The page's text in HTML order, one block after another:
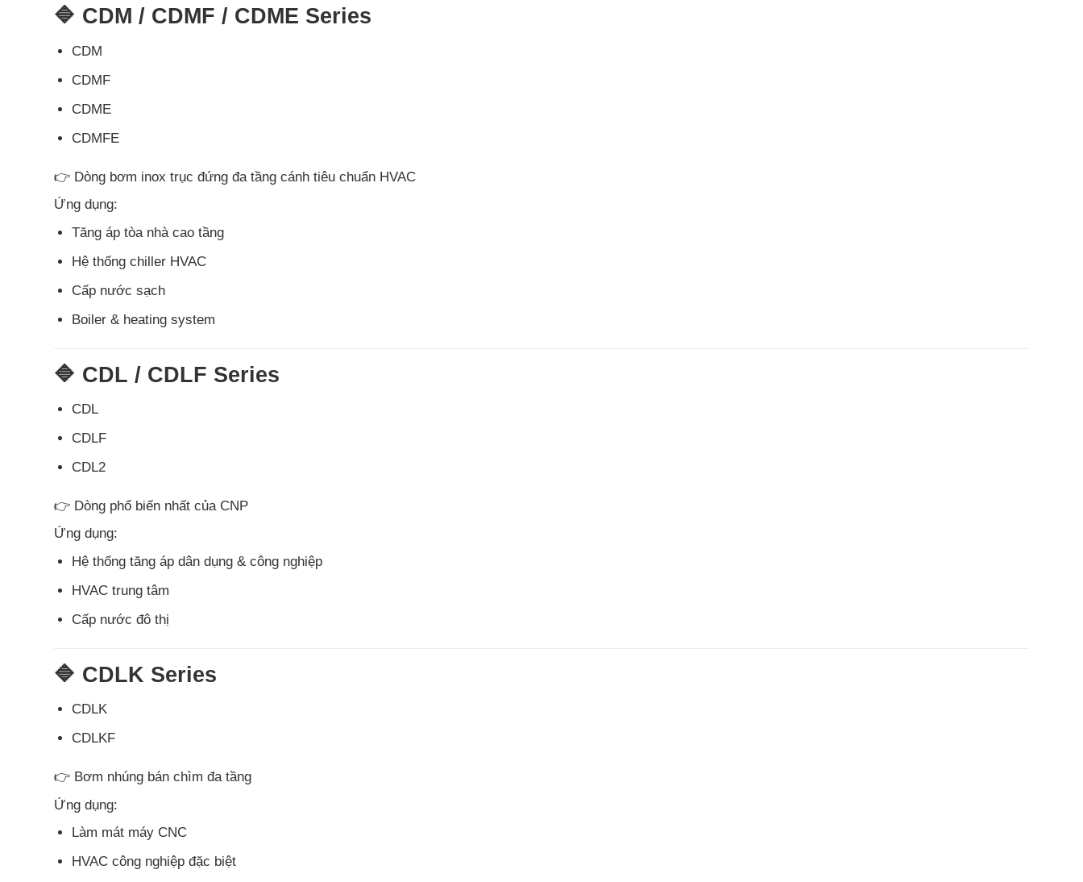
🔷 CDM / CDMF / CDME Series
CDM
CDMF
CDME
CDMFE
👉 Dòng bơm inox trục đứng đa tầng cánh tiêu chuẩn HVAC
Ứng dụng:
Tăng áp tòa nhà cao tầng
Hệ thống chiller HVAC
Cấp nước sạch
Boiler & heating system
🔷 CDL / CDLF Series
CDL
CDLF
CDL2
👉 Dòng phổ biến nhất của CNP
Ứng dụng:
Hệ thống tăng áp dân dụng & công nghiệp
HVAC trung tâm
Cấp nước đô thị
🔷 CDLK Series
CDLK
CDLKF
👉 Bơm nhúng bán chìm đa tầng
Ứng dụng:
Làm mát máy CNC
HVAC công nghiệp đặc biệt